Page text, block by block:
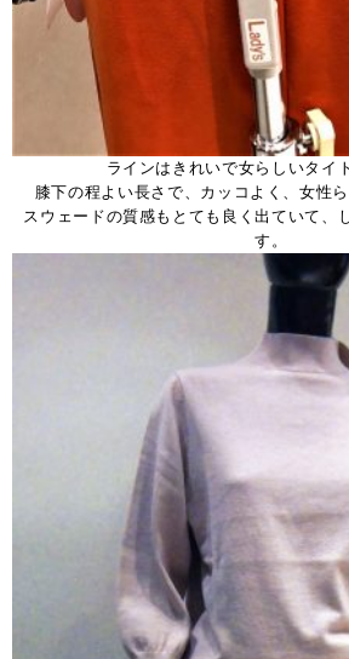
ラインはきれいで女らしいタイ
膝下の程よい長さで、カッコよく、女性
スウェードの質感もとても良く出ていて、
す。